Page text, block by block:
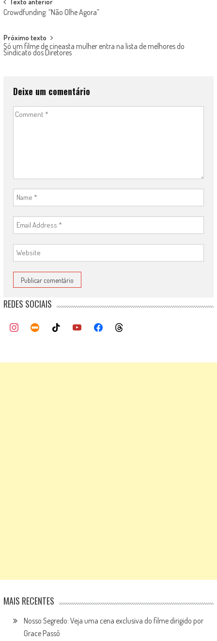
Post
navigation
Crowdfunding: “Não Olhe Agora”
Próximo texto
Só um filme de cineasta mulher entra na lista de melhores do
Sindicato dos Diretores
Deixe um comentário
REDES SOCIAIS
MAIS RECENTES
Nosso Segredo: Veja uma cena exclusiva do filme dirigido por
Grace Passô